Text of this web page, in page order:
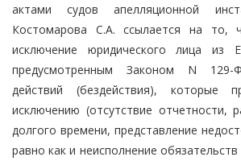
актами судов апелляционной
Костомарова С.А. ссылается на то,
исключение юридического лица из
предусмотренным Законом N 129-
действий (бездействия), которые
исключению (отсутствие отчетности,
долгого времени, представление
равно как и неисполнение